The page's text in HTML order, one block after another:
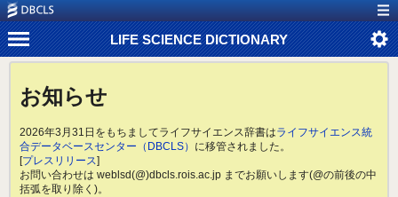
LIFE SCIENCE DICTIONARY
お知らせ
2026年3月31日をもちましてライフサイエンス辞書はライフサイエンス統
合データベースセンター（DBCLS） に移管されました。
[プレスリリース]
お問い合わせは weblsd(@)dbcls.rois.ac.jp までお願いします(@の前後の中
括弧を取り除く)。